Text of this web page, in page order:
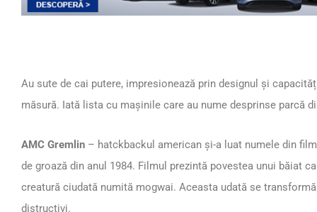
Au sute de cai putere, impresionează prin designul și
măsură. Iată lista cu mașinile care au nume desprinse parcă
AMC Gremlin – hatckbackul american și-a luat numele din
de groază din anul 1984. Filmul prezintă povestea unui băiat
creatură ciudată numită mogwai. Aceasta udată se
distructivi.